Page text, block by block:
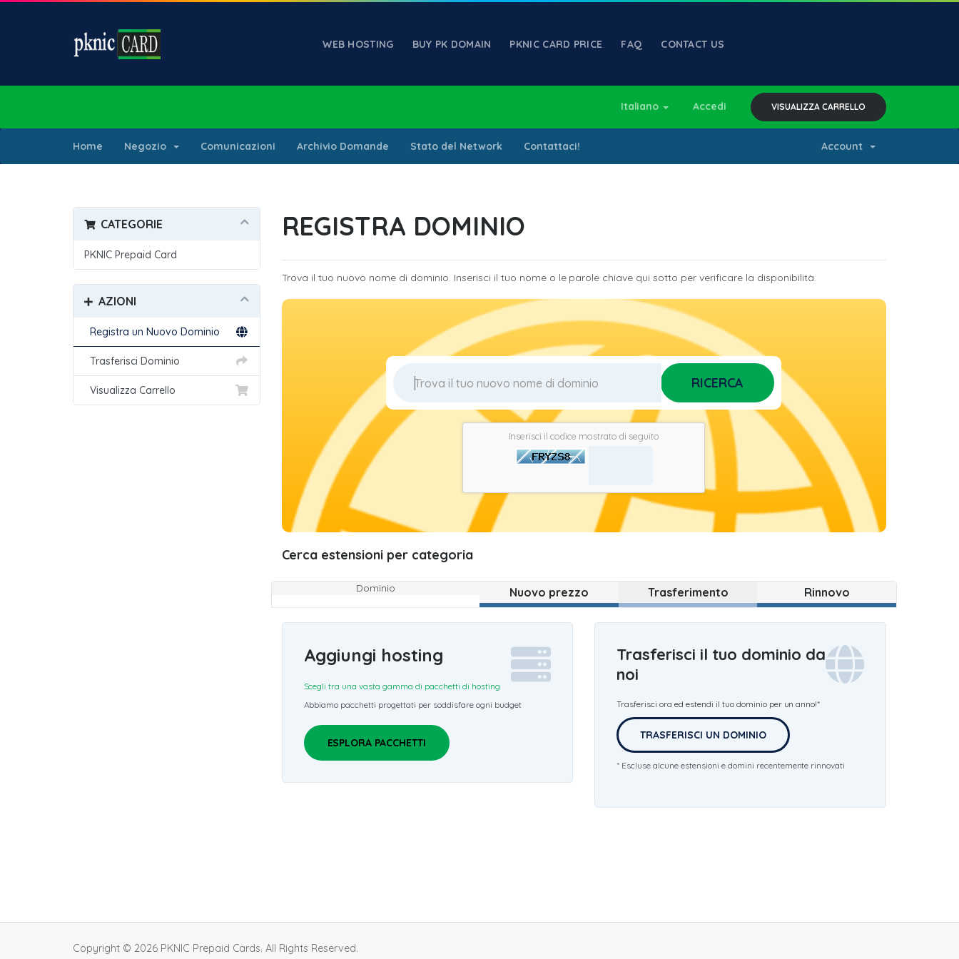
WEB HOSTING BUY PK DOMAIN PKNIC CARD PRICE FAQ CONTACT US
Italiano Accedi VISUALIZZA CARRELLO
Home Negozio Comunicazioni Archivio Domande Stato del Network Contattaci! Account
CATEGORIE
PKNIC Prepaid Card
AZIONI
Registra un Nuovo Dominio
Trasferisci Dominio
Visualizza Carrello
REGISTRA DOMINIO
Trova il tuo nuovo nome di dominio. Inserisci il tuo nome o le parole chiave qui sotto per verificare la disponibilità.
RICERCA
Inserisci il codice mostrato di seguito
Cerca estensioni per categoria
Dominio Nuovo prezzo Trasferimento Rinnovo
Aggiungi hosting
Scegli tra una vasta gamma di pacchetti di hosting
Abbiamo pacchetti progettati per soddisfare ogni budget
ESPLORA PACCHETTI
Trasferisci il tuo dominio da
noi
Trasferisci ora ed estendi il tuo dominio per un anno!*
TRASFERISCI UN DOMINIO
* Escluse alcune estensioni e domini recentemente rinnovati
Copyright © 2026 PKNIC Prepaid Cards. All Rights Reserved.